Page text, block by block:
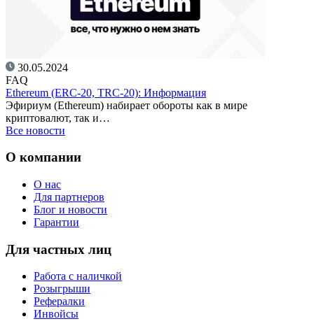
30.05.2024
FAQ
Ethereum (ERC-20, TRC-20): Информация
Эфириум (Ethereum) набирает обороты как в мире
криптовалют, так и…
Все новости
О компании
О нас
Для партнеров
Блог и новости
Гарантии
Для частных лиц
Работа с наличкой
Розыгрыши
Рефералки
Инвойсы